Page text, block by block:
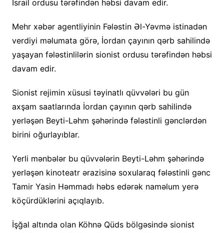
İsrail ordusu tərəfindən həbsi davam edir.
Mehr xəbər agentliyinin Fələstin Əl-Yəvmə istinadən
verdiyi məlumata görə, İordan çayının qərb sahilində
yaşayan fələstinlilərin sionist ordusu tərəfindən həbsi
davam edir.
Sionist rejimin xüsusi təyinatlı qüvvələri bu gün
axşam saatlarında İordan çayının qərb sahilində
yerləşən Beyti-Ləhm şəhərində fələstinli gənclərdən
birini oğurlayıblar.
Yerli mənbələr bu qüvvələrin Beyti-Ləhm şəhərində
yerləşən kinoteatr ərazisinə soxularaq fələstinli gənc
Tamir Yasin Həmmadı həbs edərək naməlum yerə
köçürdüklərini açıqlayıb.
İşğal altında olan Köhnə Qüds bölgəsində sionist